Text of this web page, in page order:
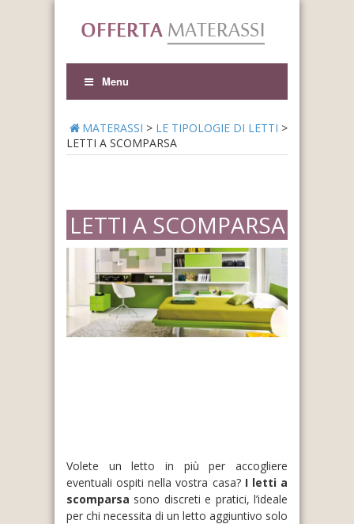
Menu
MATERASSI > LE TIPOLOGIE DI LETTI >
LETTI A SCOMPARSA
LETTI A SCOMPARSA
Volete un letto in più per accogliere
eventuali ospiti nella vostra casa? I letti a
scomparsa sono discreti e pratici, l’ideale
per chi necessita di un letto aggiuntivo solo